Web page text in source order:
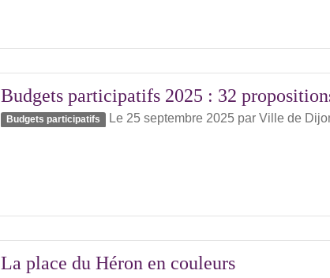
Budgets participatifs 2025 : 32
Budgets participatifs Le 25 septembre 2025 parVille de
La place du Héron en couleurs